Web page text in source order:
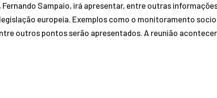
Sampaio, irá apresentar, entre outras
europeia. Exemplos como o monitoramento
outros pontos serão apresentados. A reunião